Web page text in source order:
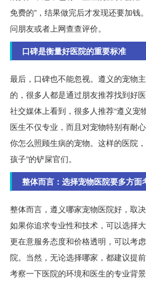
免费的”，结果做完后才发现还要加钱
问朋友或者上网查查评价。
口碑是衡量好医院的重要标准
最后，口碑也不能忽视。遵义的宠物
的，很多人都是通过朋友推荐找到好
社交媒体上看到，很多人推荐“遵义宠
医生不仅专业，而且对宠物特别有耐
你怎么照顾生病的宠物。这样的医院
孩子”的铲屎官们。
整体而言：选择宠物医院要多方面
整体而言，遵义哪家宠物医院好，取决
如果你追求专业性和技术，可以选择
更在意服务态度和价格透明，可以考
院。当然，无论选择哪家，都建议提
考察一下医院的环境和医生的专业背